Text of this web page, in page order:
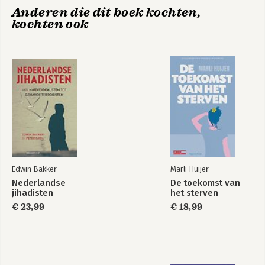
Anderen die dit boek kochten,
kochten ook
Edwin Bakker
Nederlandse
jihadisten
€ 23,99
Marli Huijer
De toekomst van
het sterven
€ 18,99